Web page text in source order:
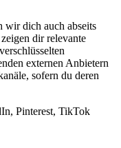
dich auch abseits
dir relevante
externen Anbietern
sofern du deren
Pinterest, TikTok